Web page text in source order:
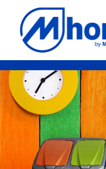
Skip to main content